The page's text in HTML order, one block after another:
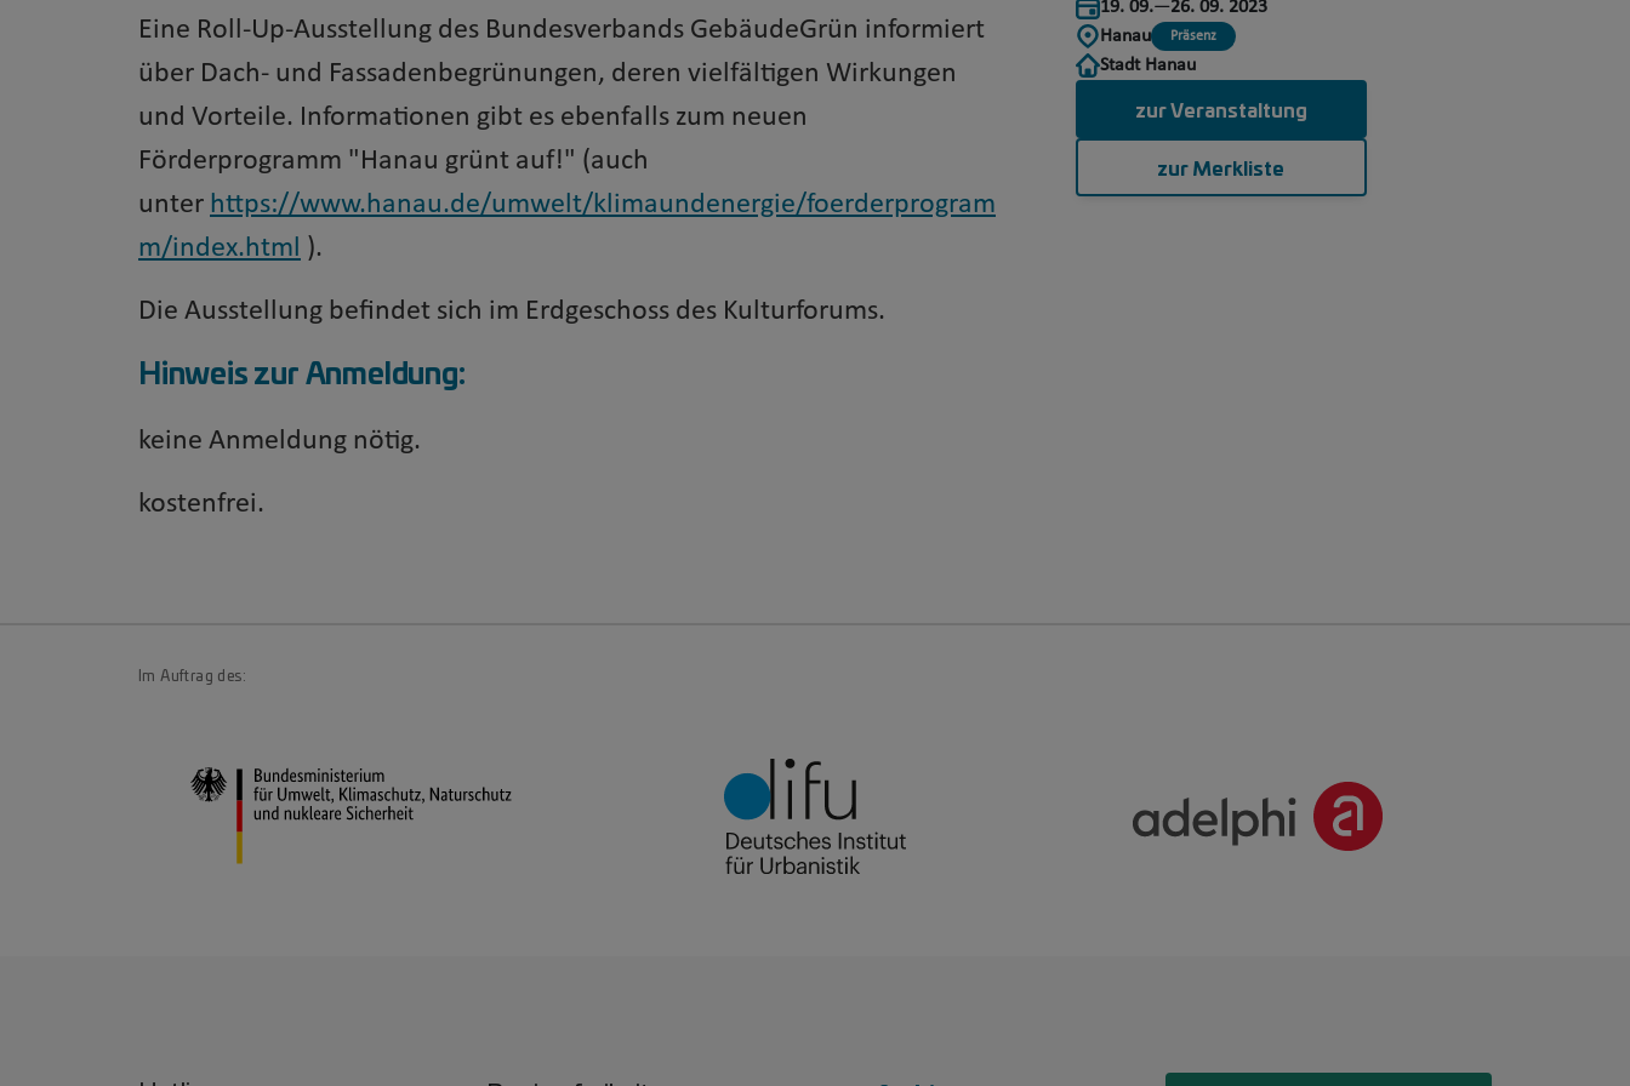
Eine Roll-Up-Ausstellung des Bundesverbands GebäudeGrün informiert
über Dach- und Fassadenbegrünungen, deren vielfältigen Wirkungen
und Vorteile. Informationen gibt es ebenfalls zum neuen
Förderprogramm "Hanau grünt auf!" (auch
unter https://www.hanau.de/umwelt/klimaundenergie/foerderprogram
m/index.html ).
Die Ausstellung befindet sich im Erdgeschoss des Kulturforums.
Hinweis zur Anmeldung:
keine Anmeldung nötig.
kostenfrei.
19. 09.—26. 09. 2023
Hanau
Präsenz
Stadt Hanau
zur Veranstaltung
zur Merkliste
Im Auftrag des: